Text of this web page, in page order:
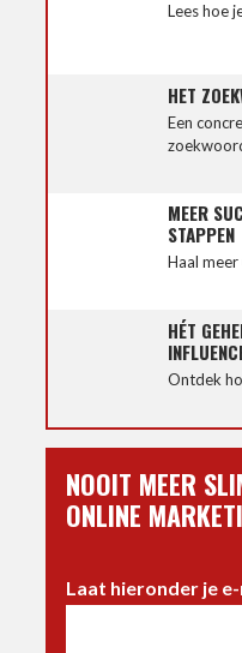
Lees hoe
HET
Een
MEER
STAPPEN
Haal
HÉT
Ontdek
NOOIT MEER
ONLINE
Laat hieronder je